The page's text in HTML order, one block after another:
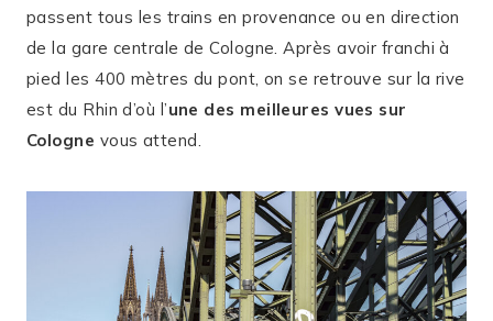
passent tous les trains en provenance ou en direction
de la gare centrale de Cologne. Après avoir franchi à
pied les 400 mètres du pont, on se retrouve sur la rive
est du Rhin d’où l’une des meilleures vues sur
Cologne vous attend.